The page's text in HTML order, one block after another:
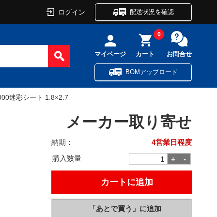
ログイン 配送状況を確認
マイページ カート
0
お問合せ
BOMアップロード
迷彩シート 1.8×2.7
メーカー取り寄せ
納期：
4営業日程度
購入数量